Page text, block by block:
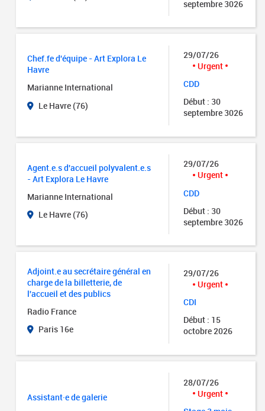
septembre 3026
Chef.fe d'équipe - Art Explora Le
Havre
Marianne International
Le Havre (76)
29/07/26
Urgent
CDD
Début : 30
septembre 3026
Agent.e.s d'accueil polyvalent.e.s
- Art Explora Le Havre
Marianne International
Le Havre (76)
29/07/26
Urgent
CDD
Début : 30
septembre 3026
Adjoint.e au secrétaire général en
charge de la billetterie, de
l'accueil et des publics
Radio France
Paris 16e
29/07/26
Urgent
CDI
Début : 15
octobre 2026
Assistant·e de galerie
28/07/26
Urgent